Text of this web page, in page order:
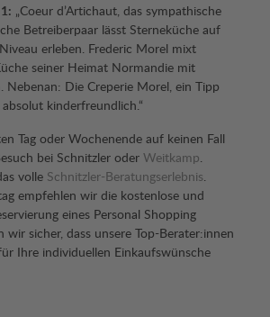
„Coeur d’Artichaut, das sympathische
Betreiberpaar lässt Sterneküche auf
erleben. Frederic Morel mixt
seiner Heimat Normandie mit
Nebenan: Die Creperie Morel, ein Tipp
kinderfreundlich.“
Tag oder Wochenende auf keinen Fall
bei Schnitzler oder Weitkamp.
volle Schnitzler-Beratungserlebnis.
empfehlen wir die kostenlose und
eines Personal Shopping
wir sicher, dass unsere Top-Berater:innen
Ihre individuellen Einkaufswünsche